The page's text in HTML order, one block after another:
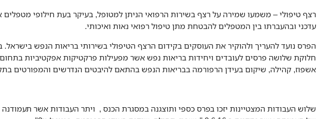
רצף טיפולי – משמעו שמירה על רצף בשירות הרפואי הניתן למטופל, בעיקר בעת חילופי מטפלים
עדכני ובהעברתו בין המטפלים להבטחת מתן טיפול רפואי נאות ואיכותי.
הפרס נועד להעריך ולהוקיר את העוסקים בקידום הרצף הטיפולי בשירותי בריאות הנפש
חלוקת שלושה פרסים לעובדים ויחידות בריאות נפש אשר מפעילות פרקטיקות אפקטיביות
אשפוז, קהילה, שיקום בעידן הרפורמה בבריאות הנפש בהתאם להיבטים הנדרשים והמפורטים
שלוש העבודות המצטיינות יזכו בפרס כספי ותוצגנה במסגרת הכנס , ויתר העבודות אשר